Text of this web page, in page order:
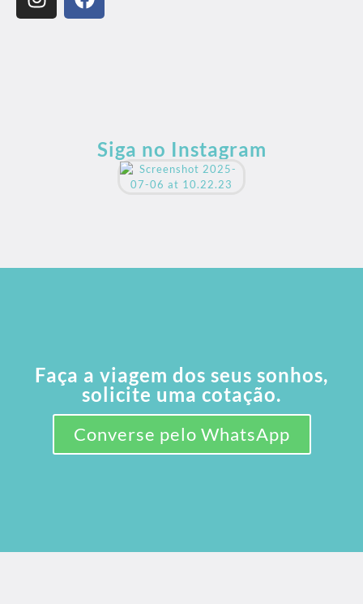
Siga no Instagram
Faça a viagem dos seus sonhos,
solicite uma cotação.
Converse pelo WhatsApp